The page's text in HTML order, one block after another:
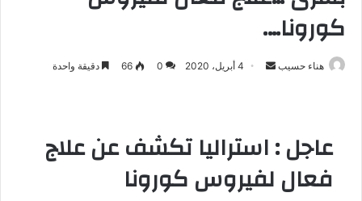
كورونا….
هناء حسيب
ب
4 أبريل، 2020 0
66 دقيقة واحدة
عاجل : استراليا تكشف عن علاج
فعال لفيروس كورونا